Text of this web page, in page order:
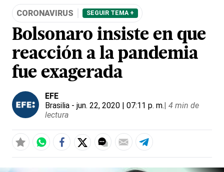
CORONAVIRUS SEGUIR TEMA +
Bolsonaro insiste en que
reacción a la pandemia
fue exagerada
EFE
Brasilia - jun. 22, 2020 | 07:11 p. m.| 4 min de
lectura